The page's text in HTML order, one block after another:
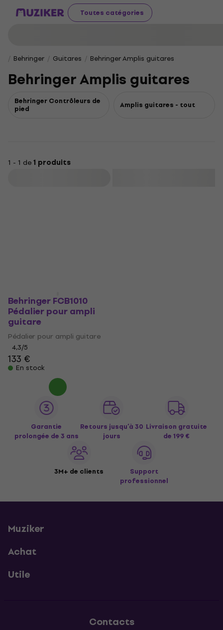
Toutes catégories
Behringer Guitares Behringer Amplis guitares
Behringer Amplis guitares
Behringer Contrôleurs de
pied Amplis guitares - tout
1 - 1 de1 produits
Behringer FCB1010
Pédalier pour ampli
guitare
Pédalier pour ampli guitare
4,3/5
133 €
En stock
Garantie
prolongée de 3 ans
Retours jusqu’à 30
jours
Livraison gratuite
de 199 €
3M+ de clients
Support
professionnel
Muziker
Achat
Utile
Contacts